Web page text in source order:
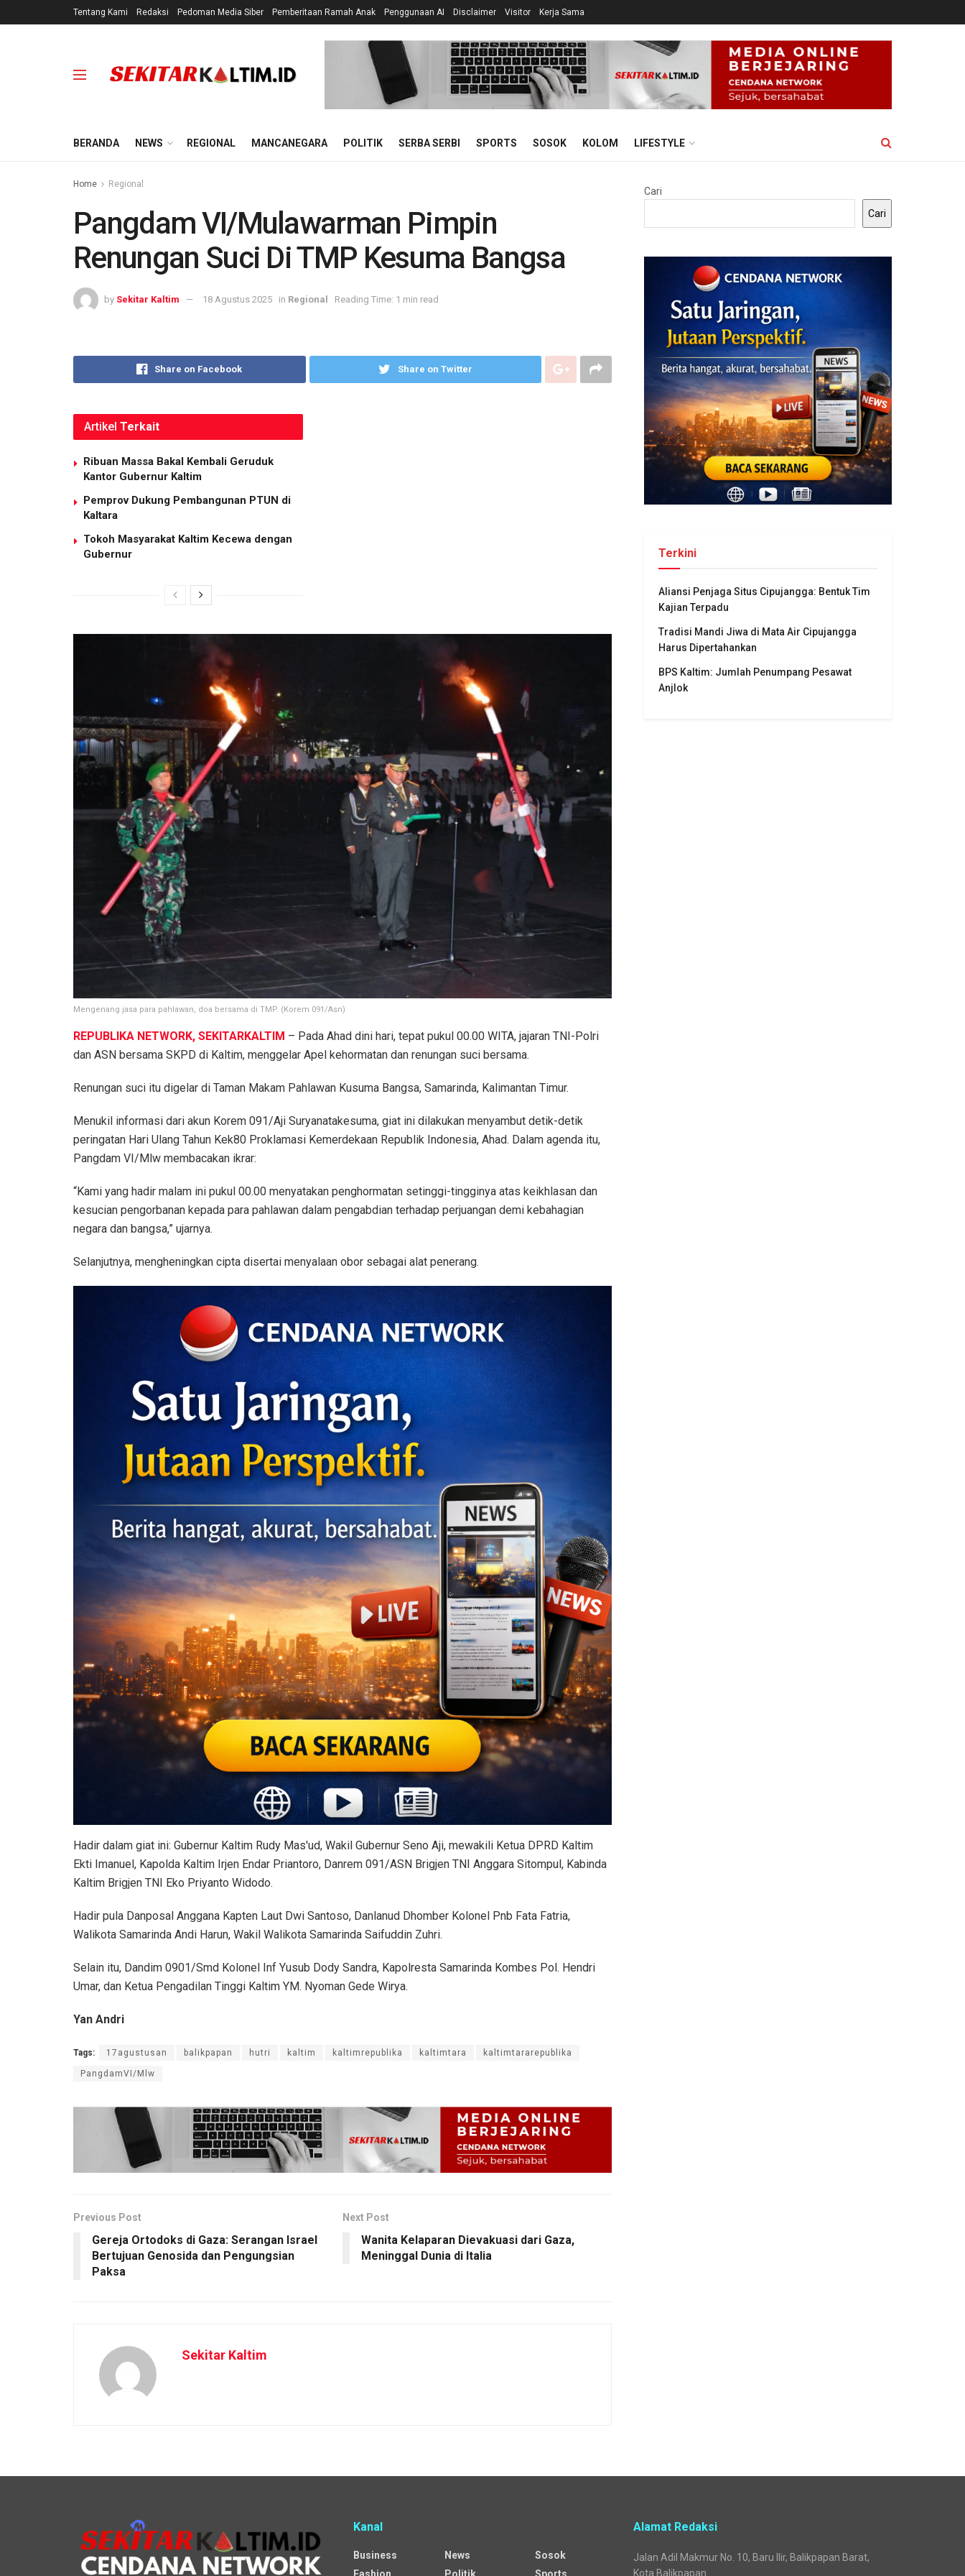
Tentang Kami Redaksi Pedoman Media Siber Pemberitaan Ramah Anak Penggunaan AI Disclaimer Visitor Kerja Sama
BERANDA NEWS REGIONAL MANCANEGARA POLITIK SERBA SERBI SPORTS SOSOK KOLOM LIFESTYLE
Home Regional
Pangdam VI/Mulawarman Pimpin
Renungan Suci Di TMP Kesuma Bangsa
by Sekitar Kaltim 18 Agustus 2025 in Regional Reading Time: 1 min read
Share on Facebook Share on Twitter
Artikel Terkait
Ribuan Massa Bakal Kembali Geruduk
Kantor Gubernur Kaltim
Pemprov Dukung Pembangunan PTUN di
Kaltara
Tokoh Masyarakat Kaltim Kecewa dengan
Gubernur
Mengenang jasa para pahlawan, doa bersama di TMP. (Korem 091/Asn)
REPUBLIKA NETWORK, SEKITARKALTIM – Pada Ahad dini hari, tepat pukul 00.00 WITA, jajaran TNI-Polri
dan ASN bersama SKPD di Kaltim, menggelar Apel kehormatan dan renungan suci bersama.
Renungan suci itu digelar di Taman Makam Pahlawan Kusuma Bangsa, Samarinda, Kalimantan Timur.
Menukil informasi dari akun Korem 091/Aji Suryanatakesuma, giat ini dilakukan menyambut detik-detik
peringatan Hari Ulang Tahun Kek80 Proklamasi Kemerdekaan Republik Indonesia, Ahad. Dalam agenda itu,
Pangdam VI/Mlw membacakan ikrar:
“Kami yang hadir malam ini pukul 00.00 menyatakan penghormatan setinggi-tingginya atas keikhlasan dan
kesucian pengorbanan kepada para pahlawan dalam pengabdian terhadap perjuangan demi kebahagian
negara dan bangsa,” ujarnya.
Selanjutnya, mengheningkan cipta disertai menyalaan obor sebagai alat penerang.
Hadir dalam giat ini: Gubernur Kaltim Rudy Mas'ud, Wakil Gubernur Seno Aji, mewakili Ketua DPRD Kaltim
Ekti Imanuel, Kapolda Kaltim Irjen Endar Priantoro, Danrem 091/ASN Brigjen TNI Anggara Sitompul, Kabinda
Kaltim Brigjen TNI Eko Priyanto Widodo.
Hadir pula Danposal Anggana Kapten Laut Dwi Santoso, Danlanud Dhomber Kolonel Pnb Fata Fatria,
Walikota Samarinda Andi Harun, Wakil Walikota Samarinda Saifuddin Zuhri.
Selain itu, Dandim 0901/Smd Kolonel Inf Yusub Dody Sandra, Kapolresta Samarinda Kombes Pol. Hendri
Umar, dan Ketua Pengadilan Tinggi Kaltim YM. Nyoman Gede Wirya.
Yan Andri
Tags: 17agustusan balikpapan hutri kaltim kaltimrepublika kaltimtara kaltimtararepublika
PangdamVI/Mlw
Previous Post
Gereja Ortodoks di Gaza: Serangan Israel
Bertujuan Genosida dan Pengungsian
Paksa
Next Post
Wanita Kelaparan Dievakuasi dari Gaza,
Meninggal Dunia di Italia
Sekitar Kaltim
Cari
Cari
Terkini
Aliansi Penjaga Situs Cipujangga: Bentuk Tim
Kajian Terpadu
Tradisi Mandi Jiwa di Mata Air Cipujangga
Harus Dipertahankan
BPS Kaltim: Jumlah Penumpang Pesawat
Anjlok
Kanal
Business
Fashion
News
Politik
Sosok
Sports
Alamat Redaksi
Jalan Adil Makmur No. 10, Baru Ilir, Balikpapan Barat,
Kota Balikpapan.